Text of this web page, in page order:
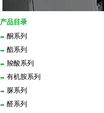
产品目录
酮系列
酯系列
羧酸系列
有机胺系列
脲系列
醛系列